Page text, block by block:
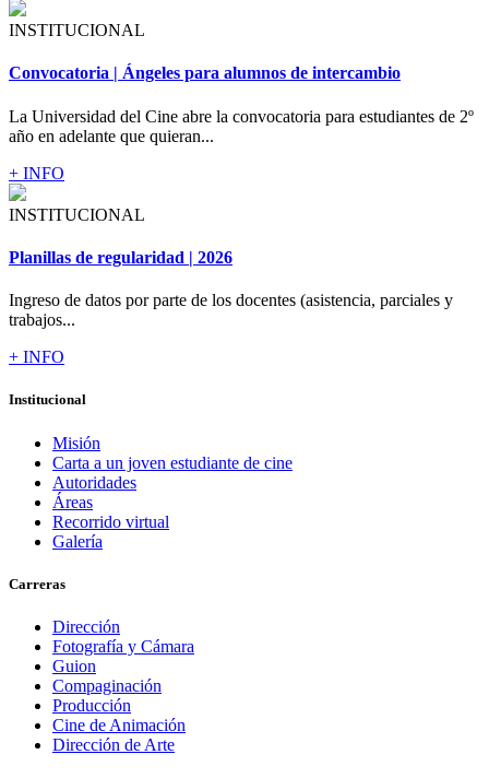
INSTITUCIONAL
Convocatoria | Ángeles para alumnos de intercambio
La Universidad del Cine abre la convocatoria para estudiantes de 2º
año en adelante que quieran...
+ INFO
INSTITUCIONAL
Planillas de regularidad | 2026
Ingreso de datos por parte de los docentes (asistencia, parciales y
trabajos...
+ INFO
Institucional
Misión
Carta a un joven estudiante de cine
Autoridades
Áreas
Recorrido virtual
Galería
Carreras
Dirección
Fotografía y Cámara
Guion
Compaginación
Producción
Cine de Animación
Dirección de Arte